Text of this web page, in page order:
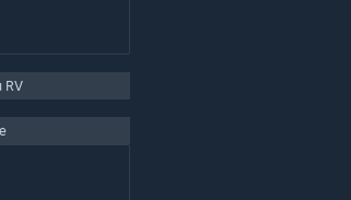
RV